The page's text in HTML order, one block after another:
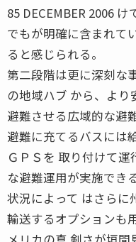
85 DECEMBER 2006
でもが明確に含まれて
ると感じられる。
第二段階は更に深刻な
の地域ハブ から、より
避難させる広域的な避
避難に充てるバスには
ＧＰＳを 取り付けて
な避難運用が実施でき
状況によって はさらに
輸送するオプションも